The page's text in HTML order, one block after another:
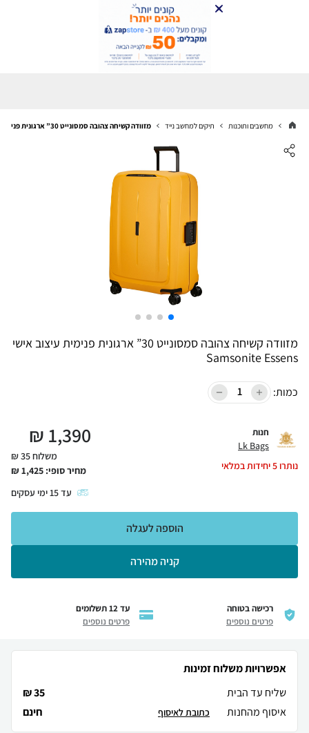
מחשבים ותוכנות תיקים למחשב נייד מזוודה קשיחה צהובה סמסונייט 30” ארגונית פנימית עיצוב אישי Samsonite Essens
מזוודה קשיחה צהובה סמסונייט 30” ארגונית פנימית עיצוב אישי
Samsonite Essens
כמות:
חנות
Lk Bags
נותרו5יחידות במלאי
1,390
₪
משלוח 35 ₪
מחיר סופי: 1,425
₪
עד15 ימי עסקים
קניה מהירה
הוספה לעגלה
רכישה בטוחה
פרטים נוספים
עד 12 תשלומים
פרטים נוספים
אפשרויות משלוח זמינות
שליח עד הבית
35 ₪
איסוף מהחנות
חינם כתובת לאיסוף